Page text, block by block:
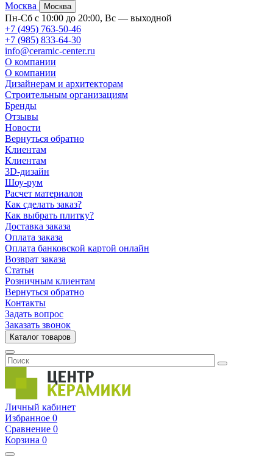
Москва
Москва
Пн-Сб с 10:00 до 20:00, Вс — выходной
+7 (495) 763-50-46
+7 (985) 833-64-30
info@ceramic-center.ru
О компании
О компании
Дизайнерам и архитекторам
Строительным организациям
Бренды
Отзывы
Новости
Вернуться обратно
Клиентам
Клиентам
3D-дизайн
Шоу-рум
Расчет материалов
Как сделать заказ?
Как выбрать плитку?
Доставка заказа
Оплата заказа
Оплата банковской картой онлайн
Возврат заказа
Статьи
Розничным клиентам
Вернуться обратно
Контакты
Задать вопрос
Заказать звонок
Каталог товаров
Личный кабинет
Избранное 0
Сравнение 0
Корзина 0